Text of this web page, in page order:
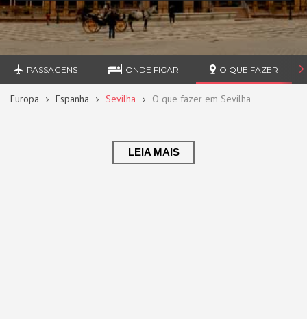
PASSAGENS ONDE FICAR O QUE FAZER
Europa Espanha Sevilha O que fazer em Sevilha
LEIA MAIS